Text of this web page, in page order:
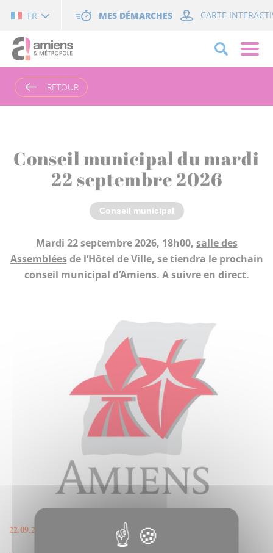
FR MES DÉMARCHES CARTE
RETOUR
Conseil municipal du mardi
22 septembre 2026
Conseil municipal
Mardi 22 septembre 2026, 18h00, salle des
Assembléesde l’Hôtel de Ville, se tiendra le prochain
conseil municipal d’Amiens. A suivre en direct.
22.09.2026